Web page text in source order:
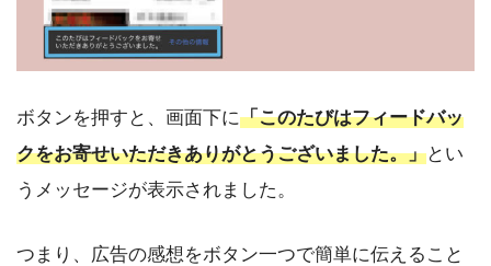
ボタンを押すと、画面下に「このたびはフィードバッ
クをお寄せいただきありがとうございました。」とい
うメッセージが表示されました。
つまり、広告の感想をボタン一つで簡単に伝えること